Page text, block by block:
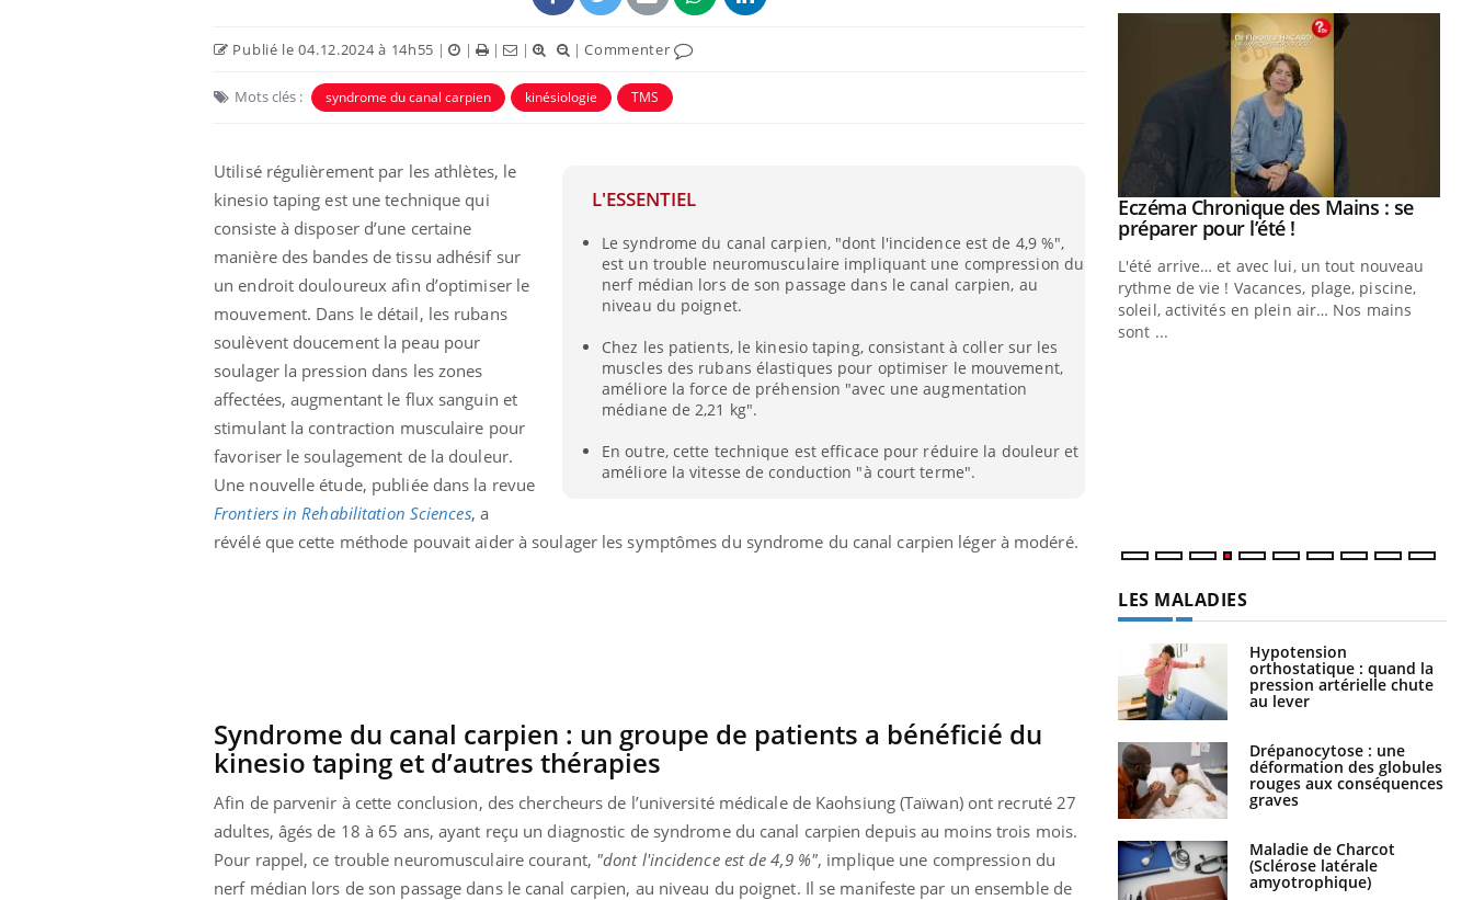
Publié le 04.12.2024 à 14h55 | | | | |Commenter
Mots clés : syndrome du canal carpien kinésiologie TMS
L'ESSENTIEL
Le syndrome du canal carpien, "dont l'incidence est de 4,9 %",
est un trouble neuromusculaire impliquant une compression du
nerf médian lors de son passage dans le canal carpien, au
niveau du poignet.
Chez les patients, le kinesio taping, consistant à coller sur les
muscles des rubans élastiques pour optimiser le mouvement,
améliore la force de préhension "avec une augmentation
médiane de 2,21 kg".
En outre, cette technique est efficace pour réduire la douleur et
améliore la vitesse de conduction "à court terme".
Utilisé régulièrement par les athlètes, le
kinesio taping est une technique qui
consiste à disposer d’une certaine
manière des bandes de tissu adhésif sur
un endroit douloureux afin d’optimiser le
mouvement. Dans le détail, les rubans
soulèvent doucement la peau pour
soulager la pression dans les zones
affectées, augmentant le flux sanguin et
stimulant la contraction musculaire pour
favoriser le soulagement de la douleur.
Une nouvelle étude, publiée dans la revue
Frontiers in Rehabilitation Sciences, a
révélé que cette méthode pouvait aider à soulager les symptômes du syndrome du canal carpien léger à modéré.
Syndrome du canal carpien : un groupe de patients a bénéficié du
kinesio taping et d’autres thérapies
Afin de parvenir à cette conclusion, des chercheurs de l’université médicale de Kaohsiung (Taïwan) ont recruté 27
adultes, âgés de 18 à 65 ans, ayant reçu un diagnostic de syndrome du canal carpien depuis au moins trois mois.
Pour rappel, ce trouble neuromusculaire courant, "dont l'incidence est de 4,9 %", implique une compression du
nerf médian lors de son passage dans le canal carpien, au niveau du poignet. Il se manifeste par un ensemble de
Carence en fer : comprendre pour
Youtube
Fatigue, irritabilité, brouillard mental ou
même alopécie… Les symptômes de la
carence en fer sont multiples ce qui la rend
Youtube
Insuline & Charge mentale : et si on
osait en parler??
En 2026, l'insuline dans le diabète de type 2
reste entourée d'idées reçues chez les
patients comme parfois chez les soignants.
Youtube
Eczéma Chronique des Mains : se
préparer pour l’été !Youtube
L'été arrive… et avec lui, un tout nouveau
rythme de vie ! Vacances, plage, piscine,
soleil, activités en plein air… Nos mains
sont ...
LES MALADIES
Hypotension
orthostatique : quand la
pression artérielle chute
au lever
Drépanocytose : une
déformation des globules
rouges aux conséquences
graves
Maladie de Charcot
(Sclérose latérale
amyotrophique)